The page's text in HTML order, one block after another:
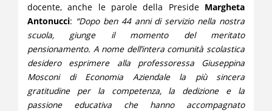
docente, anche le parole della Preside Margheta
Antonucci: “Dopo ben 44 anni di servizio nella nostra
scuola, giunge il momento del meritato
pensionamento. A nome dell’intera comunità scolastica
desidero esprimere alla professoressa Giuseppina
Mosconi di Economia Aziendale la più sincera
gratitudine per la competenza, la dedizione e la
passione educativa che hanno accompagnato